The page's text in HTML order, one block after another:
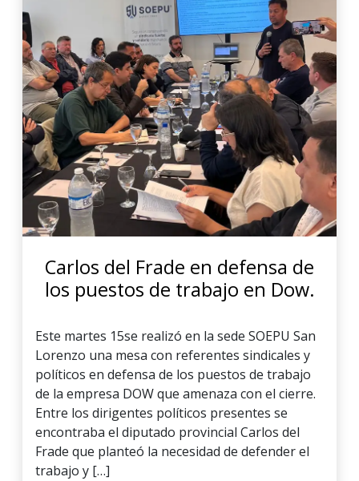
Carlos del Frade en defensa de
los puestos de trabajo en Dow.
Este martes 15se realizó en la sede SOEPU San
Lorenzo una mesa con referentes sindicales y
políticos en defensa de los puestos de trabajo
de la empresa DOW que amenaza con el cierre.
Entre los dirigentes políticos presentes se
encontraba el diputado provincial Carlos del
Frade que planteó la necesidad de defender el
trabajo y […]